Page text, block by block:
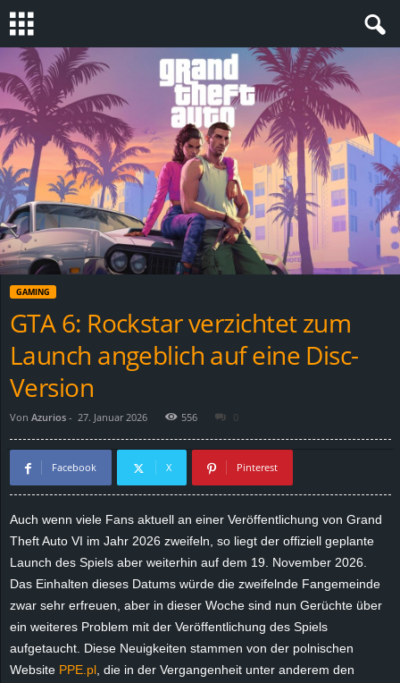
S
t
e
v
i
n
GAMING
GTA 6: Rockstar verzichtet zum
Launch angeblich auf eine Disc-
Version
Von Azurios - 27. Januar 2026 556 0
Facebook X Pinterest
Auch wenn viele Fans aktuell an einer Veröffentlichung von Grand
Theft Auto VI im Jahr 2026 zweifeln, so liegt der offiziell geplante
Launch des Spiels aber weiterhin auf dem 19. November 2026.
Das Einhalten dieses Datums würde die zweifelnde Fangemeinde
zwar sehr erfreuen, aber in dieser Woche sind nun Gerüchte über
ein weiteres Problem mit der Veröffentlichung des Spiels
aufgetaucht. Diese Neuigkeiten stammen von der polnischen
Website PPE.pl, die in der Vergangenheit unter anderem den